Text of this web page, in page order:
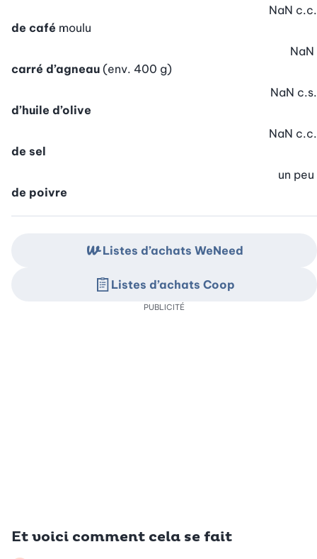
de café moulu
NaN c.c.
carré d’agneau (env. 400 g)
NaN
d’huile d’olive
NaN c.s.
de sel
NaN c.c.
de poivre
un peu
Et voici comment cela se fait
Listes d’achats WeNeed
Listes d’achats Coop
PUBLICITÉ